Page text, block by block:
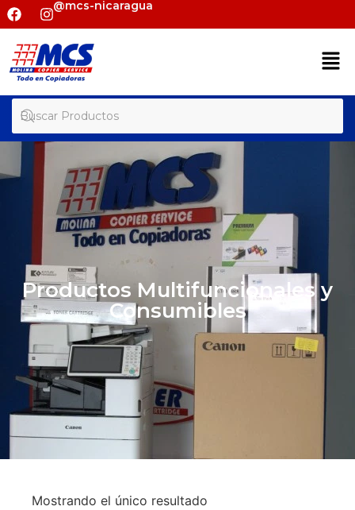
@mcs-nicaragua
Productos Multifuncionales y
Consumibles
Mostrando el único resultado